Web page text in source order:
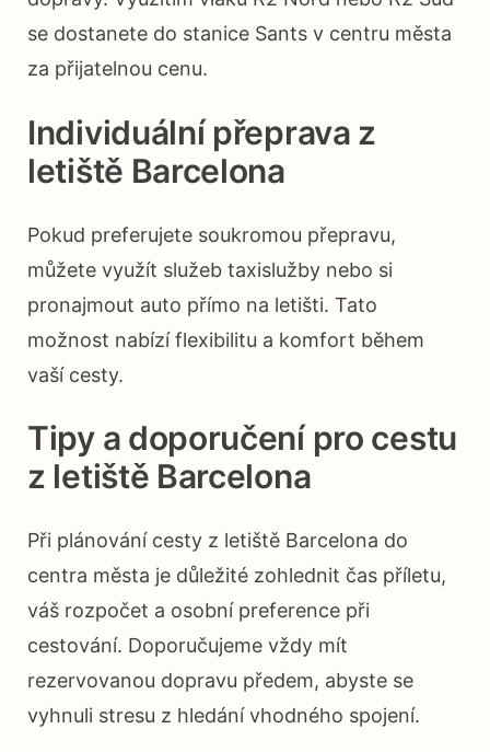
se dostanete do stanice Sants v centru města
za přijatelnou cenu.
Individuální přeprava z
letiště Barcelona
Pokud preferujete soukromou přepravu,
můžete využít služeb taxislužby nebo si
pronajmout auto přímo na letišti. Tato
možnost nabízí flexibilitu a komfort během
vaší cesty.
Tipy a doporučení pro cestu
z letiště Barcelona
Při plánování cesty z letiště Barcelona do
centra města je důležité zohlednit čas příletu,
váš rozpočet a osobní preference při
cestování. Doporučujeme vždy mít
rezervovanou dopravu předem, abyste se
vyhnuli stresu z hledání vhodného spojení.